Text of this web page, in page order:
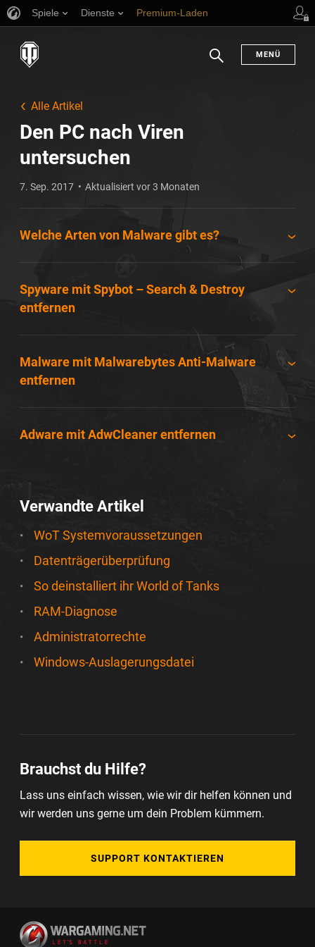
Spiele Dienste Premium-Laden
Suchen
MENÜ
Alle Artikel
Den PC nach Viren
untersuchen
7. Sep. 2017 Aktualisiert vor 3 Monaten
Welche Arten von Malware gibt es?
Spyware mit Spybot – Search & Destroy
entfernen
Malware mit Malwarebytes Anti-Malware
entfernen
Adware mit AdwCleaner entfernen
Verwandte Artikel
WoT Systemvoraussetzungen
Datenträgerüberprüfung
So deinstalliert ihr World of Tanks
RAM-Diagnose
Administratorrechte
Windows-Auslagerungsdatei
Brauchst du Hilfe?
Lass uns einfach wissen, wie wir dir helfen können und
wir werden uns gerne um dein Problem kümmern.
SUPPORT KONTAKTIEREN